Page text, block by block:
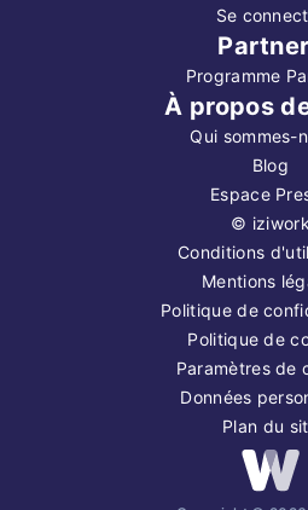
Se
Programme
À propos
Qui sommes-
Blog
Espace
© iziwork
Conditions
Mentions
Politique de
Politique de
Paramètres de
Données
Plan du